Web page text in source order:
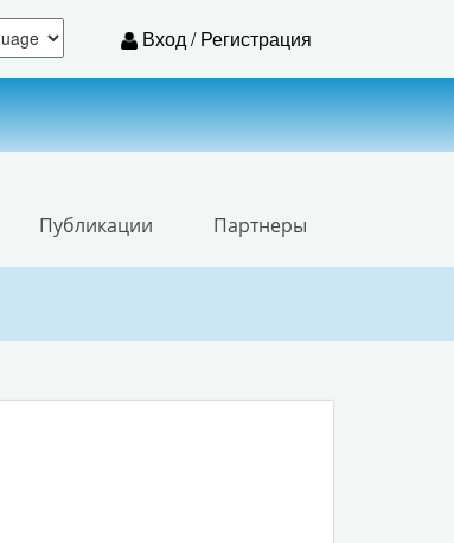
Вход / Регистрация
Публикации Партнеры